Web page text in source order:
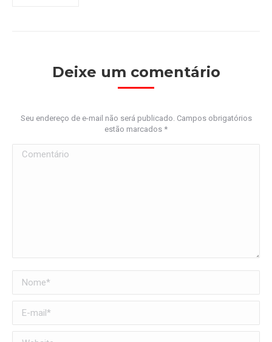
Deixe um comentário
Seu endereço de e-mail não será publicado. Campos obrigatórios
estão marcados *
Comentário
Nome *
E-mail *
Website